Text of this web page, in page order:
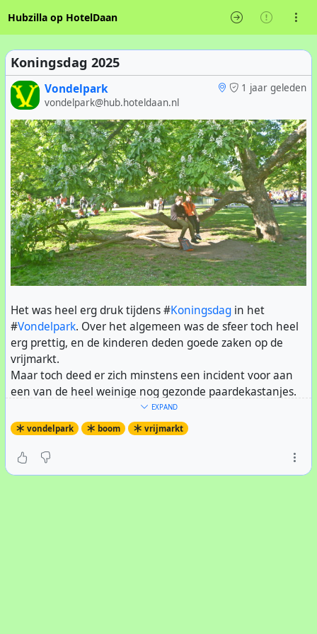
Hubzilla op HotelDaan
Koningsdag 2025
1 jaar geleden
Vondelpark
vondelpark@hub.hoteldaan.nl
Het was heel erg druk tijdens #Koningsdag in het
#Vondelpark. Over het algemeen was de sfeer toch heel
erg prettig, en de kinderen deden goede zaken op de
vrijmarkt.
Maar toch deed er zich minstens een incident voor aan
een van de heel weinige nog gezonde paardekastanjes.
Aan een laaghangende tak waren touwen en doeken
bevestigd, en kinderen gebruikten die tak als wip, de toch
al scheefstaande boom schudde heen en weer. Even later
brak de tak af. De boom is nu al zeker 70 jaar oud, en
omdat de boom scheef staat zijn de wortels beschadigd
EXPAND
vondelpark boom vrijmarkt